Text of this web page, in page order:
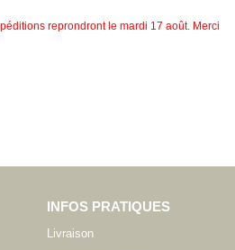
reprondront le mardi 17 août. Merci
INFOS PRATIQUES
Livraison